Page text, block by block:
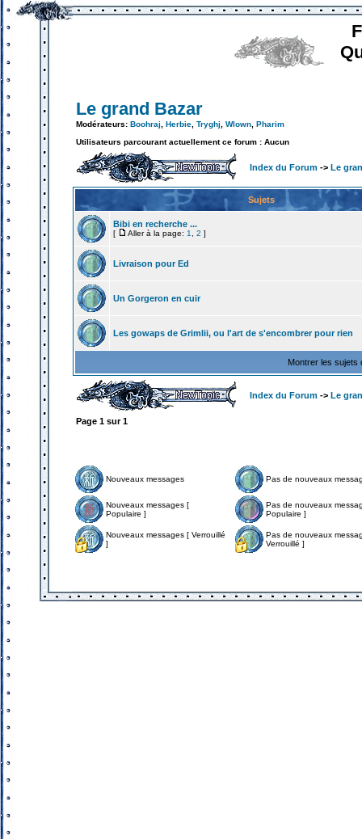
Le grand Bazar
Modérateurs: Boohraj Herbie Tryghj Wlown Pharim
Utilisateurs parcourant actuellement ce forum : Aucun
Index du Forum -> Le
Sujets
Bibi en recherche ...
[ Aller à la page: 1 2 ]
Livraison pour Ed
Un Gorgeron en cuir
Les gowaps de Grimlii, ou l'art de s'encombrer pour rien
Montrer les sujets
Index du Forum -> Le
Page 1 sur1
Nouveaux messages Pas de nouveaux
Nouveaux messages [
Populaire ]
Pas de nouveaux
Populaire ]
Nouveaux messages [ Verrouillé
]
Pas de nouveaux
Verrouillé ]